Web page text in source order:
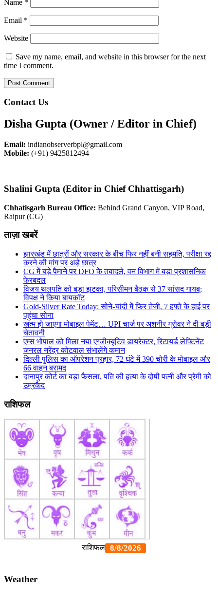
Name *
Email *
Website
Save my name, email, and website in this browser for the next
time I comment.
Contact Us
Disha Gupta (Owner / Editor in Chief)
Email: indianobserverbpl@gmail.com
Mobile: (+91) 9425812494
Shalini Gupta (Editor in Chief Chhattisgarh)
Chhatisgarh Bureau Office: Behind Grand Canyon, VIP Road,
Raipur (CG)
ताज़ा खबरें
झारखंड में छात्रों और सरकार के बीच फिर नहीं बनी सहमति, परीक्षा रद्द
करने की मांग पर अड़े छात्र
CG में बड़े पैमाने पर DFO के तबादले, वन विभाग में बड़ा प्रशासनिक
फेरबदल
विजय थलपति को बड़ा झटका, परिसीमन बैठक से 37 सांसद गायब;
विपक्ष ने किया बायकॉट
Gold-Silver Rate Today: सोने-चांदी में फिर तेजी, 7 हफ्ते के हाई पर
पहुंचा सोना
खत्म हो जाएगा मोबाइल पेमेंट… UPI चार्ज पर अशनीर ग्रोवर ने दी बड़ी
चेतावनी
एम्स भोपाल को मिला नया एग्जीक्यूटिव डायरेक्टर, रिटायर्ड लेफ्टिनेंट
जनरल नरेंद्र कोटवाल संभालेंगे कमान
दिल्ली पुलिस का ऑपरेशन प्रहार, 72 घंटे में 390 चोरी के मोबाइल और
66 वाहन बरामद
दानापुर कोर्ट का बड़ा फैसला, पति की हत्या के दोषी पत्नी और प्रेमी को
उम्रकैद
राशिफल
Weather